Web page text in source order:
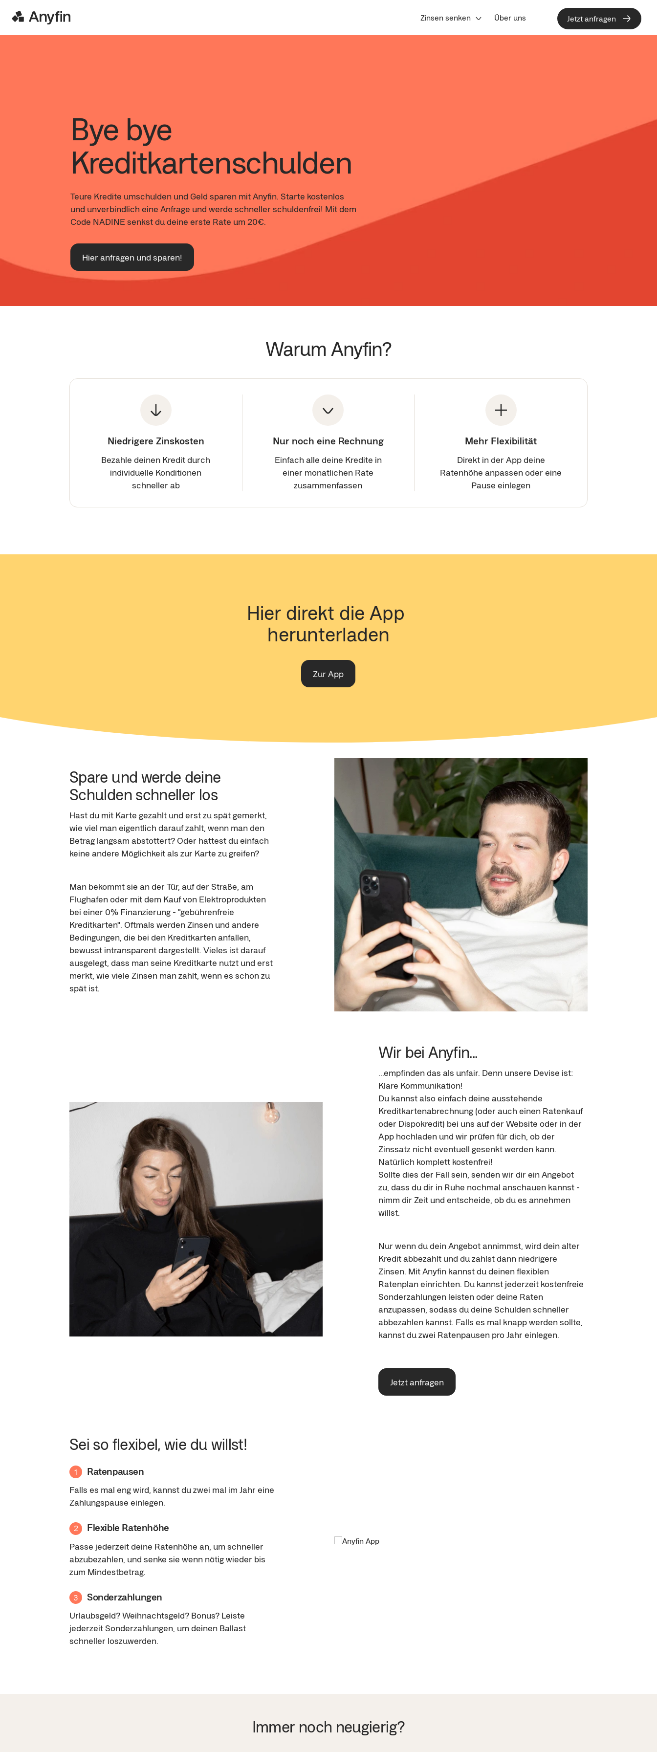
Zinsen senken Über uns Jetzt anfragen
Bye bye
Kreditkartenschulden
Teure Kredite umschulden und Geld sparen mit Anyfin. Starte kostenlos
und unverbindlich eine Anfrage und werde schneller schuldenfrei! Mit dem
Code NADINE senkst du deine erste Rate um 20€.
Hier anfragen und sparen!
Warum Anyfin?
Niedrigere Zinskosten
Bezahle deinen Kredit durch
individuelle Konditionen
schneller ab
Nur noch eine Rechnung
Einfach alle deine Kredite in
einer monatlichen Rate
zusammenfassen
Mehr Flexibilität
Direkt in der App deine
Ratenhöhe anpassen oder eine
Pause einlegen
Hier direkt die App
herunterladen
Zur App
Spare und werde deine
Schulden schneller los
Hast du mit Karte gezahlt und erst zu spät gemerkt,
wie viel man eigentlich darauf zahlt, wenn man den
Betrag langsam abstottert? Oder hattest du einfach
keine andere Möglichkeit als zur Karte zu greifen?
Man bekommt sie an der Tür, auf der Straße, am
Flughafen oder mit dem Kauf von Elektroprodukten
bei einer 0% Finanzierung - "gebührenfreie
Kreditkarten". Oftmals werden Zinsen und andere
Bedingungen, die bei den Kreditkarten anfallen,
bewusst intransparent dargestellt. Vieles ist darauf
ausgelegt, dass man seine Kreditkarte nutzt und erst
merkt, wie viele Zinsen man zahlt, wenn es schon zu
spät ist.
Wir bei Anyfin...
...empfinden das als unfair. Denn unsere Devise ist:
Klare Kommunikation!
Du kannst also einfach deine ausstehende
Kreditkartenabrechnung (oder auch einen Ratenkauf
oder Dispokredit) bei uns auf der Website oder in der
App hochladen und wir prüfen für dich, ob der
Zinssatz nicht eventuell gesenkt werden kann.
Natürlich komplett kostenfrei!
Sollte dies der Fall sein, senden wir dir ein Angebot
zu, dass du dir in Ruhe nochmal anschauen kannst -
nimm dir Zeit und entscheide, ob du es annehmen
willst.
Nur wenn du dein Angebot annimmst, wird dein alter
Kredit abbezahlt und du zahlst dann niedrigere
Zinsen. Mit Anyfin kannst du deinen flexiblen
Ratenplan einrichten. Du kannst jederzeit kostenfreie
Sonderzahlungen leisten oder deine Raten
anzupassen, sodass du deine Schulden schneller
abbezahlen kannst. Falls es mal knapp werden sollte,
kannst du zwei Ratenpausen pro Jahr einlegen.
Jetzt anfragen
Sei so flexibel, wie du willst!
1 Ratenpausen
Falls es mal eng wird, kannst du zwei mal im Jahr eine
Zahlungspause einlegen.
2 Flexible Ratenhöhe
Passe jederzeit deine Ratenhöhe an, um schneller
abzubezahlen, und senke sie wenn nötig wieder bis
zum Mindestbetrag.
3 Sonderzahlungen
Urlaubsgeld? Weihnachtsgeld? Bonus? Leiste
jederzeit Sonderzahlungen, um deinen Ballast
schneller loszuwerden.
Immer noch neugierig?